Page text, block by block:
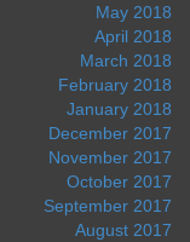
May 2018
April 2018
March 2018
February 2018
January 2018
December 2017
November 2017
October 2017
September 2017
August 2017